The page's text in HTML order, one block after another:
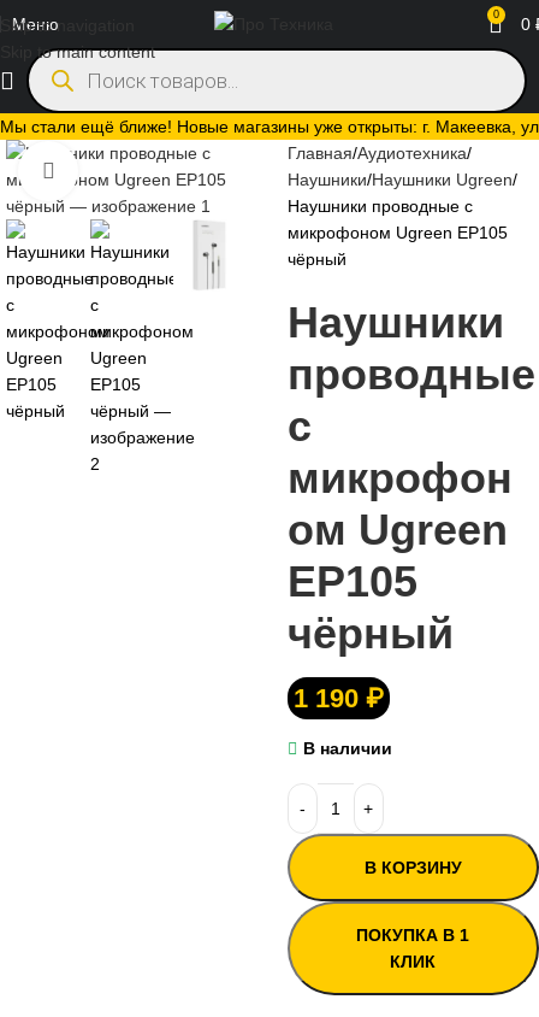
Skip to navigation
Skip to main content
Мы стали ещё ближе! Новые магазины уже открыты: г. Макеевка,
Меню 0 0
Нажмите, чтобы увеличить
Главная Аудиотехника
Наушники Наушники Ugreen
Наушники проводные с
микрофоном Ugreen EP105
чёрный
Наушники
проводные
с
микрофон
ом Ugreen
EP105
чёрный
1 190 ₽
В наличии
В КОРЗИНУ
ПОКУПКА В 1
КЛИК